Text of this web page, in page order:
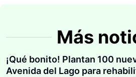
Más
¡Qué bonito! Plantan 100
Avenida del Lago para